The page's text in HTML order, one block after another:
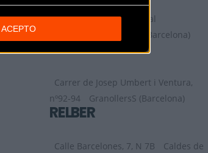
ACEPTO
Carrer Estanislau Abadal
Montcada i Reixac (Barcelona)
RAVET-BIKE
Carrer de Josep Umbert i Ventura,
nº92-94
GranollersS (Barcelona)
RELBER
Calle Barcelones, 7, N 7B
Caldes de